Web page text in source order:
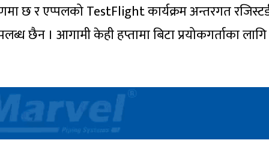
छ र एप्पलको TestFlight कार्यक्रम अन्तरगत
छैन । आगामी केही हप्तामा बिटा प्रयोकगर्ताका